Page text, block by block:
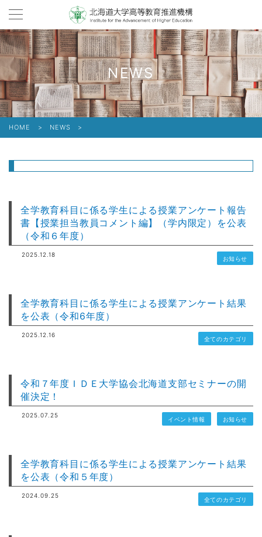
NEWS
HOME > NEWS >
全学教育科目に係る学生による授業アンケート報告
書【授業担当教員コメント編】（学内限定）を公表
（令和６年度）
2025.12.18
お知らせ
全学教育科目に係る学生による授業アンケート結果
を公表（令和6年度）
2025.12.16
全てのカテゴリ
令和７年度ＩＤＥ大学協会北海道支部セミナーの開
催決定！
2025.07.25
イベント情報 お知らせ
全学教育科目に係る学生による授業アンケート結果
を公表（令和５年度）
2024.09.25
全てのカテゴリ